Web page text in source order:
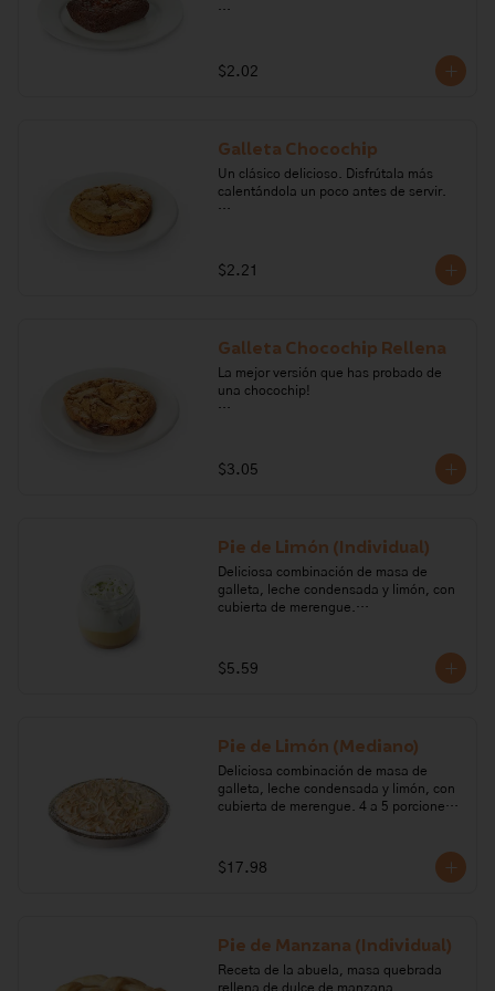
nueces, harina de trigo,  sal, vainilla,
azúcar, polvo para hornear, café.
$2.02
Galleta Chocochip
Un clásico delicioso. Disfrútala más
calentándola un poco antes de servir.
azúcar, huevo, panela, bicarbonato de
sodio y chocolate semiamargo.
$2.21
Galleta Chocochip Rellena
La mejor versión que has probado de
una chocochip!
bicarbonato de sodio, chocolate
semiamargo, leche condensada, leche
huevo, soya.
$3.05
Pie de Limón (Individual)
Deliciosa combinación de masa de
galleta, leche condensada y limón, con
cubierta de merengue.
limón, galleta, margarina, cremor
tártaro.
$5.59
Pie de Limón (Mediano)
Deliciosa combinación de masa de
galleta, leche condensada y limón, con
cubierta de merengue. 4 a 5 porciones.
limón, galleta, margarina, cremor
tártaro.
pueden contener trazas de: frutos
secos, gluten, huevo, lactosa, leche,
maní, marisco, mostaza, pescado, soya,
$17.98
Pie de Manzana (Individual)
Receta de la abuela, masa quebrada
rellena de dulce de manzana.